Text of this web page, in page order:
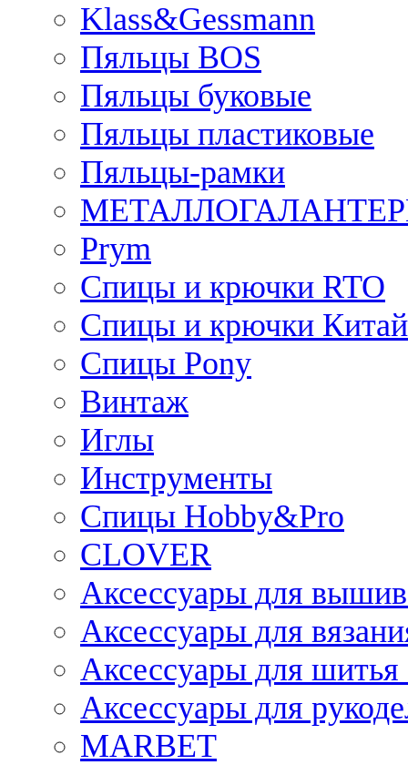
Klass&Gessmann
Пяльцы BOS
Пяльцы буковые
Пяльцы пластиковые
Пяльцы-рамки
Prym
Спицы и крючки RTO
Спицы и крючки Китай
Спицы Pony
Винтаж
Иглы
Инструменты
Спицы Hobby&Pro
CLOVER
Аксессуары для
Аксессуары для
Аксессуары для
Аксессуары для
MARBET